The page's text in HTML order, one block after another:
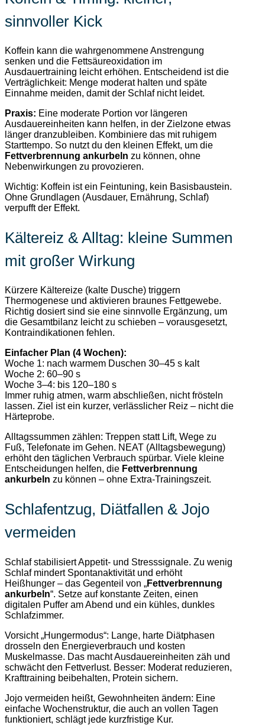
sinnvoller Kick
Koffein kann die wahrgenommene Anstrengung
senken und die Fettsäureoxidation im
Ausdauertraining leicht erhöhen. Entscheidend ist die
Verträglichkeit: Menge moderat halten und späte
Einnahme meiden, damit der Schlaf nicht leidet.
Praxis: Eine moderate Portion vor längeren
Ausdauereinheiten kann helfen, in der Zielzone etwas
länger dranzubleiben. Kombiniere das mit ruhigem
Starttempo. So nutzt du den kleinen Effekt, um die
Fettverbrennung ankurbeln zu können, ohne
Nebenwirkungen zu provozieren.
Wichtig: Koffein ist ein Feintuning, kein Basisbaustein.
Ohne Grundlagen (Ausdauer, Ernährung, Schlaf)
verpufft der Effekt.
Kältereiz & Alltag: kleine Summen
mit großer Wirkung
Kürzere Kältereize (kalte Dusche) triggern
Thermogenese und aktivieren braunes Fettgewebe.
Richtig dosiert sind sie eine sinnvolle Ergänzung, um
die Gesamtbilanz leicht zu schieben – vorausgesetzt,
Kontraindikationen fehlen.
Einfacher Plan (4 Wochen):
Woche 1: nach warmem Duschen 30–45 s kalt
Woche 2: 60–90 s
Woche 3–4: bis 120–180 s
Immer ruhig atmen, warm abschließen, nicht frösteln
lassen. Ziel ist ein kurzer, verlässlicher Reiz – nicht die
Härteprobe.
Alltagssummen zählen: Treppen statt Lift, Wege zu
Fuß, Telefonate im Gehen. NEAT (Alltagsbewegung)
erhöht den täglichen Verbrauch spürbar. Viele kleine
Entscheidungen helfen, die Fettverbrennung
ankurbeln zu können – ohne Extra-Trainingszeit.
Schlafentzug, Diätfallen & Jojo
vermeiden
Schlaf stabilisiert Appetit- und Stresssignale. Zu wenig
Schlaf mindert Spontanaktivität und erhöht
Heißhunger – das Gegenteil von „Fettverbrennung
ankurbeln“. Setze auf konstante Zeiten, einen
digitalen Puffer am Abend und ein kühles, dunkles
Schlafzimmer.
Vorsicht „Hungermodus“: Lange, harte Diätphasen
drosseln den Energieverbrauch und kosten
Muskelmasse. Das macht Ausdauereinheiten zäh und
schwächt den Fettverlust. Besser: Moderat reduzieren,
Krafttraining beibehalten, Protein sichern.
Jojo vermeiden heißt, Gewohnheiten ändern: Eine
einfache Wochenstruktur, die auch an vollen Tagen
funktioniert, schlägt jede kurzfristige Kur.